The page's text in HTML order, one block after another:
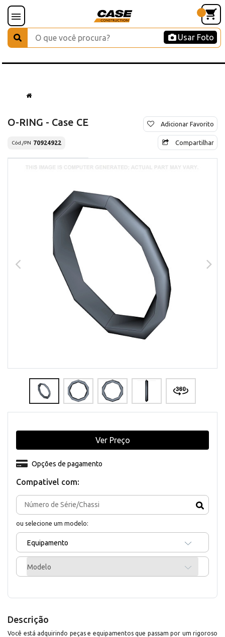
Usar Foto
O-RING - Case CE
Cód./PN 70924922
Adicionar Favorito
Compartilhar
Compativel com:
ou selecione um modelo:
Equipamento
Modelo
Opções de pagamento
Ver Preço
Descrição
Você está adquirindo peças e equipamentos que passam por um rigoroso